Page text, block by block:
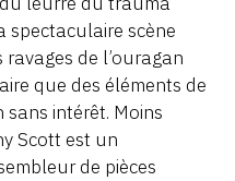
spectaculaire scène
ravages de l’ouragan
que des éléments de
sans intérêt. Moins
Scott est un
de pièces